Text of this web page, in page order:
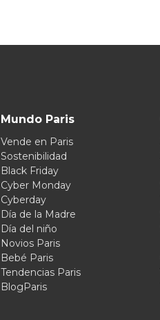
Mundo Paris
Vende en Paris
Sostenibilidad
Black Friday
Cyber Monday
Cyberday
Día de la Madre
Día del niño
Novios Paris
Bebé Paris
Tendencias Paris
BlogParis